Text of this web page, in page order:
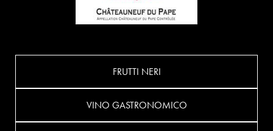
FRUTTI NERI
VINO GASTRONOMICO